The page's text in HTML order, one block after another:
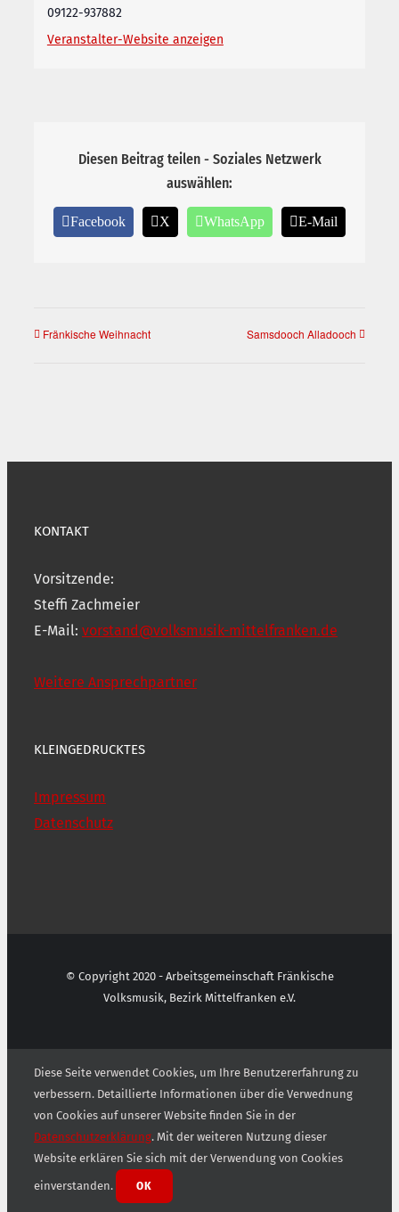
09122-937882
Veranstalter-Website anzeigen
Diesen Beitrag teilen - Soziales Netzwerk
auswählen:
Facebook X WhatsApp E-Mail
Fränkische Weihnacht Samsdooch Alladooch
KONTAKT
Vorsitzende:
Steffi Zachmeier
E-Mail: vorstand@volksmusik-mittelfranken.de
Weitere Ansprechpartner
KLEINGEDRUCKTES
Impressum
Datenschutz
© Copyright 2020 - Arbeitsgemeinschaft Fränkische
Volksmusik, Bezirk Mittelfranken e.V.
Diese Seite verwendet Cookies, um Ihre Benutzererfahrung zu
verbessern. Detaillierte Informationen über die Verwednung
von Cookies auf unserer Website finden Sie in der
Datenschutzerklärung. Mit der weiteren Nutzung dieser
Website erklären Sie sich mit der Verwendung von Cookies
einverstanden. OK